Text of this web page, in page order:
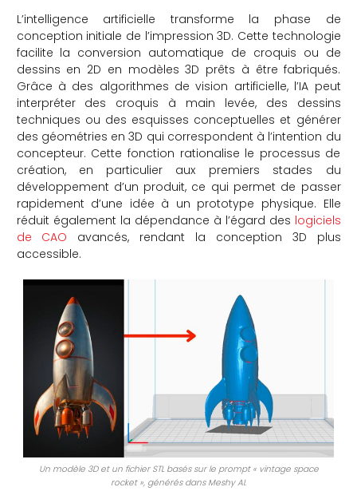
L’intelligence artificielle transforme la phase de
conception initiale de l’impression 3D. Cette technologie
facilite la conversion automatique de croquis ou de
dessins en 2D en modèles 3D prêts à être fabriqués.
Grâce à des algorithmes de vision artificielle, l’IA peut
interpréter des croquis à main levée, des dessins
techniques ou des esquisses conceptuelles et générer
des géométries en 3D qui correspondent à l’intention du
concepteur. Cette fonction rationalise le processus de
création, en particulier aux premiers stades du
développement d’un produit, ce qui permet de passer
rapidement d’une idée à un prototype physique. Elle
réduit également la dépendance à l’égard des logiciels
de CAO avancés, rendant la conception 3D plus
accessible.
Un modèle 3D et un fichier STL basés sur le prompt « vintage space
rocket », générés dans Meshy AI.